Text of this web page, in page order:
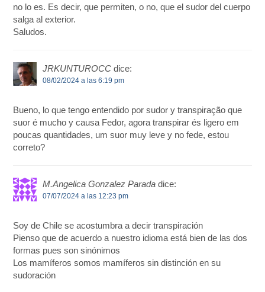
no lo es. Es decir, que permiten, o no, que el sudor del cuerpo
salga al exterior.
Saludos.
JRKUNTUROCC dice:
08/02/2024 a las 6:19 pm
Bueno, lo que tengo entendido por sudor y transpiração que
suor é mucho y causa Fedor, agora transpirar és ligero em
poucas quantidades, um suor muy leve y no fede, estou
correto?
M.Angelica Gonzalez Parada dice:
07/07/2024 a las 12:23 pm
Soy de Chile se acostumbra a decir transpiración
Pienso que de acuerdo a nuestro idioma está bien de las dos
formas pues son sinónimos
Los mamíferos somos mamíferos sin distinción en su
sudoración